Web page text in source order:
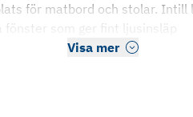
för matbord och stolar. Intill
som ger fint ljusinsläp
Visa mer